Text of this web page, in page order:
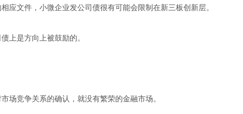
应文件，小微企业发公司债很有可能会限制在新三板创新层。
上是方向上被鼓励的。
场竞争关系的确认，就没有繁荣的金融市场。